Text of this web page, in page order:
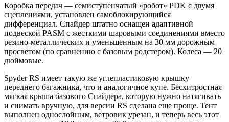
Коробка передач — семиступенчатый «робот» PDK с двумя
сцеплениями, установлен самоблокирующийся
дифференциал. Спайдер штатно оснащен адаптивной
подвеской PASM с жесткими шаровыми соединениями вместо
резино-металлических и уменьшенным на 30 мм дорожным
просветом (по сравнению с базовым родстером). Колеса — 20
дюймовые.
Spyder RS имеет такую же углепластиковую крышку
переднего багажника, что и аналогичное купе. Бесхитростная
мягкая крыша базового Спайдера, которую нужно натягивать
и снимать вручную, для версии RS сделана еще проще. Тент
выполнен однослойным, ветровик урезан, и теперь весь этот